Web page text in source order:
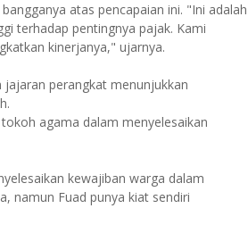
atas pencapaian ini. "Ini adalah
terhadap pentingnya pajak. Kami
kinerjanya," ujarnya.
jajaran perangkat menunjukkan
agama dalam menyelesaikan
kewajiban warga dalam
namun Fuad punya kiat sendiri